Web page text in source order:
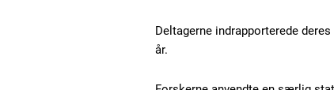
Deltagerne indrapporterede
år.